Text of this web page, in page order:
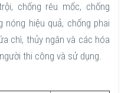
chống rêu mốc, chống
nóng hiệu quả, chống phai
chì, thủy ngân và các hóa
thi công và sử dụng.